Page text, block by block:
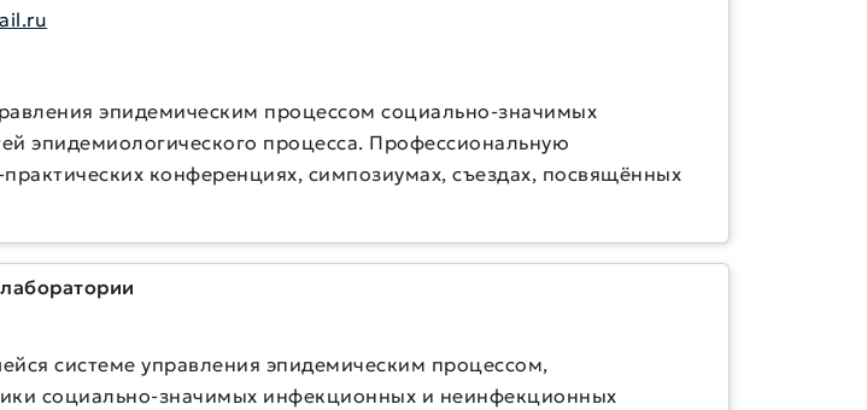
эпидемическим процессом социально-значимых
эпидемиологического процесса. Профессиональную
конференциях, симпозиумах, съездах, посвящённых
системе управления эпидемическим процессом,
социально-значимых инфекционных и неинфекционных